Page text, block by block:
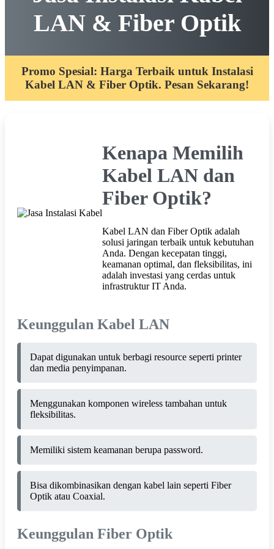
LAN & Fiber Optik
Promo Spesial: Harga Terbaik untuk Instalasi
Kabel LAN & Fiber Optik. Pesan Sekarang!
Kenapa Memilih
Kabel LAN dan
Fiber Optik?
Kabel LAN dan Fiber Optik adalah
solusi jaringan terbaik untuk kebutuhan
Anda. Dengan kecepatan tinggi,
keamanan optimal, dan fleksibilitas, ini
adalah investasi yang cerdas untuk
infrastruktur IT Anda.
Keunggulan Kabel LAN
Dapat digunakan untuk berbagi resource seperti printer
dan media penyimpanan.
Menggunakan komponen wireless tambahan untuk
fleksibilitas.
Memiliki sistem keamanan berupa password.
Bisa dikombinasikan dengan kabel lain seperti Fiber
Optik atau Coaxial.
Keunggulan Fiber Optik